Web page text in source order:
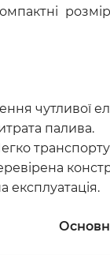
чутливої
палива.
експлуатація.